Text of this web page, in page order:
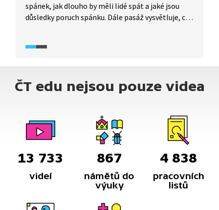
spánek, jak dlouho by měli lidé spát a jaké jsou
důsledky poruch spánku. Dále pasáž vysvětluje, co
ČT edu nejsou pouze videa
13 733
videí
867
námětů do
výuky
4 838
pracovních
listů